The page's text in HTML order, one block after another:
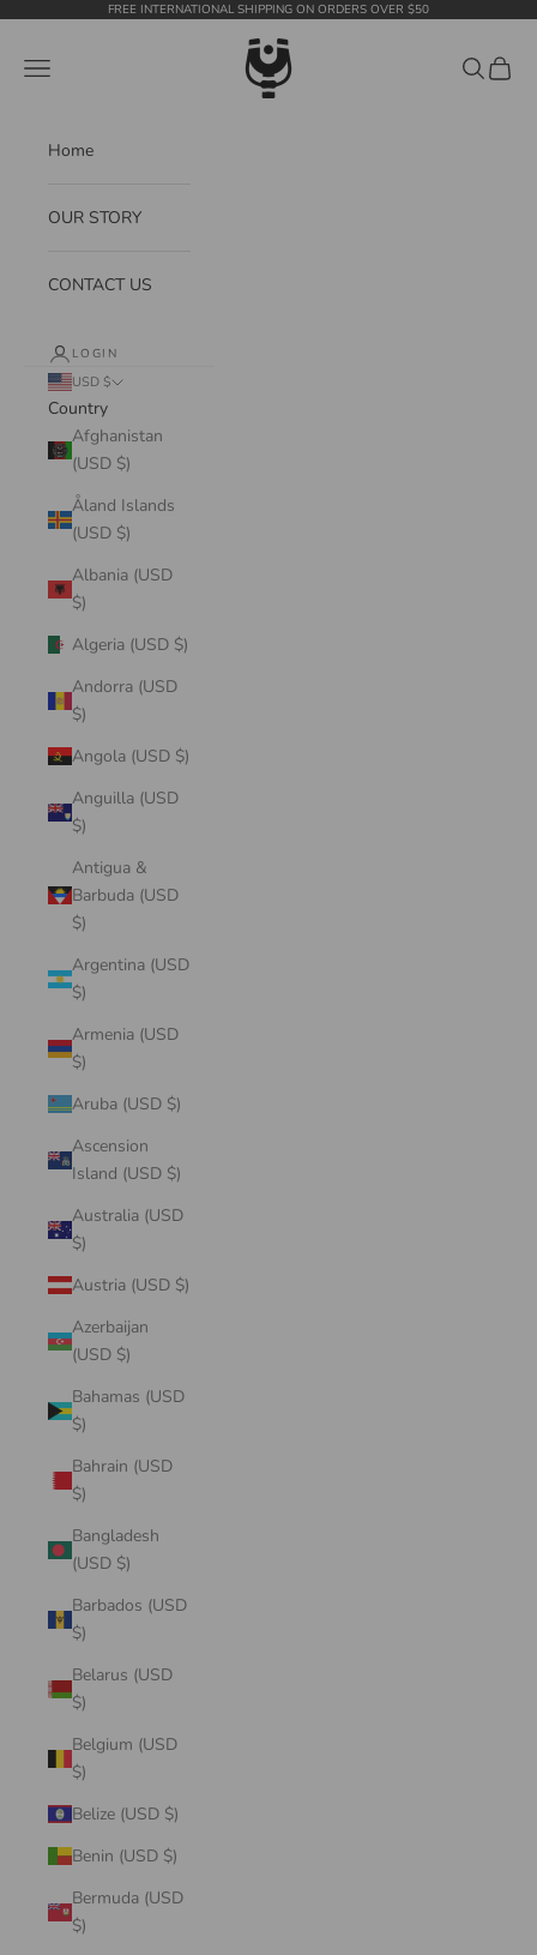
Skip to contentFREE INTERNATIONAL SHIPPING ON ORDERS OVER $50
WildTension
Navigation menu Search
Cart
Home
OUR STORY
CONTACT US
LOGIN
USD $
Country
Afghanistan
(USD $)
Åland Islands
(USD $)
Albania (USD
$)
Algeria (USD $)
Andorra (USD
$)
Angola (USD $)
Anguilla (USD
$)
Antigua &
Barbuda (USD
$)
Argentina (USD
$)
Armenia (USD
$)
Aruba (USD $)
Ascension
Island (USD $)
Australia (USD
$)
Austria (USD $)
Azerbaijan
(USD $)
Bahamas (USD
$)
Bahrain (USD
$)
Bangladesh
(USD $)
Barbados (USD
$)
Belarus (USD
$)
Belgium (USD
$)
Belize (USD $)
Benin (USD $)
Bermuda (USD
$)